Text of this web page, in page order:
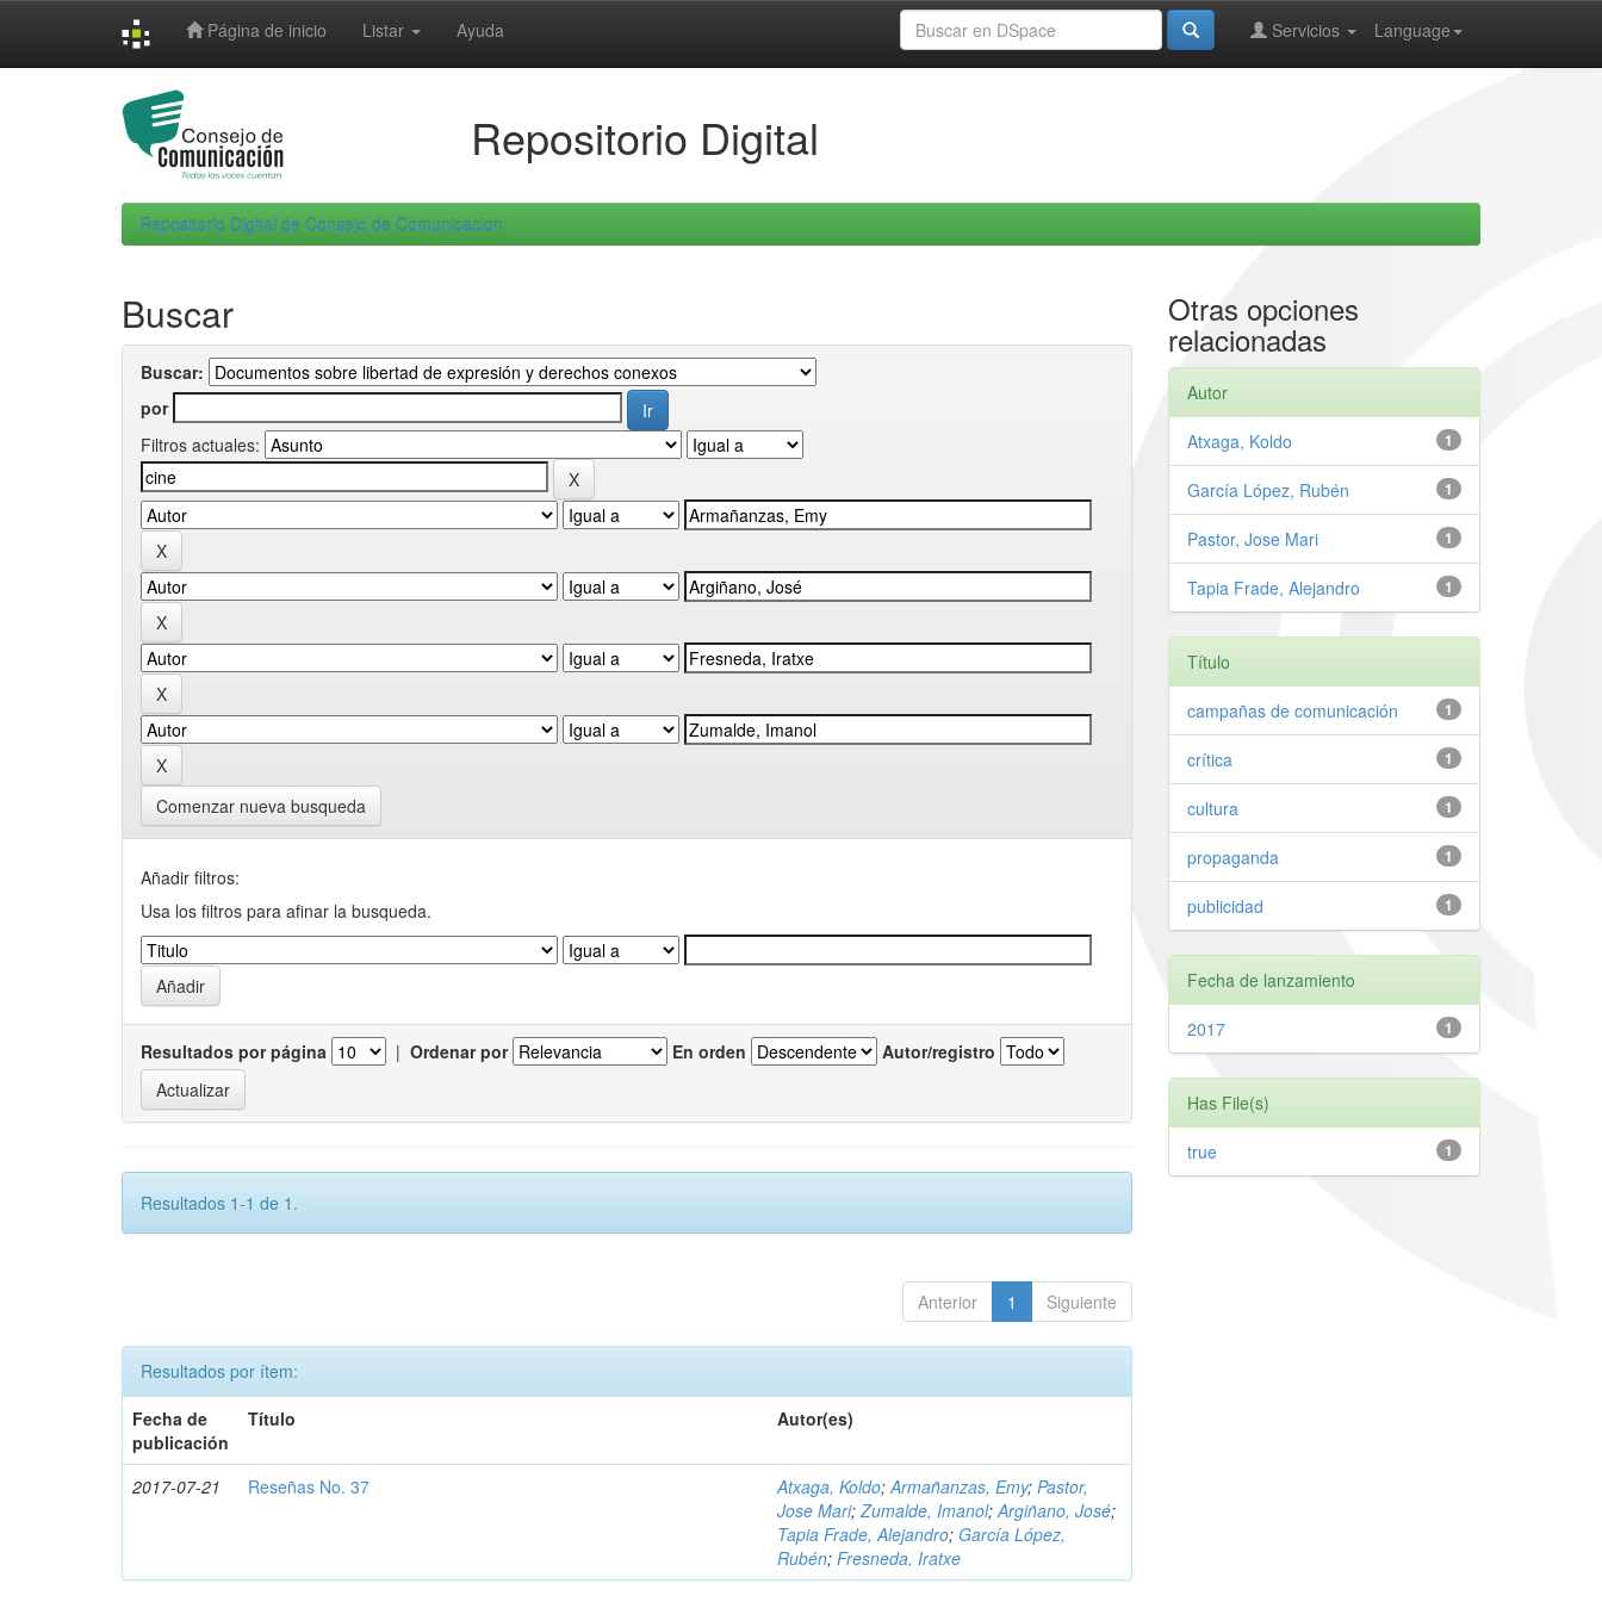
Página de inicio Listar Ayuda Language
Servicios
Repositorio Digital
Repositorio Digital de Consejo de Comunicacion
Buscar
Buscar:
por
Filtros actuales:
Comenzar nueva busqueda
Añadir filtros:
Usa los filtros para afinar la busqueda.
Resultados por página | Ordenar por En orden Autor/registro
Resultados 1-1 de 1.
Anterior 1 Siguiente
Resultados por ítem:
Fecha de
publicación
Título Autor(es)
2017-07-21 Reseñas No. 37 Atxaga, Koldo;Armañanzas, Emy;Pastor,
Jose Mari;Zumalde, Imanol;Argiñano, José;
Tapia Frade, Alejandro; García López,
Rubén;Fresneda, Iratxe
Otras opciones
relacionadas
Autor
1
Atxaga, Koldo
1
García López, Rubén
1
Pastor, Jose Mari
1
Tapia Frade, Alejandro
Título
1
campañas de comunicación
1
crítica
1
cultura
1
propaganda
1
publicidad
Fecha de lanzamiento
1
2017
Has File(s)
1
true